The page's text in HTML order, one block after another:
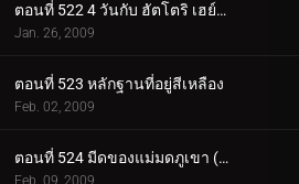
ตอนที่ 522 4 วันกับ ฮัตโตริ เฮย์จิ (ตอนพิเศษ 4)
Jan. 26, 2009
ตอนที่ 523 หลักฐานที่อยู่สีเหลือง
Feb. 02, 2009
ตอนที่ 524 มีดของแม่มดภูเขา (ตอน 1)